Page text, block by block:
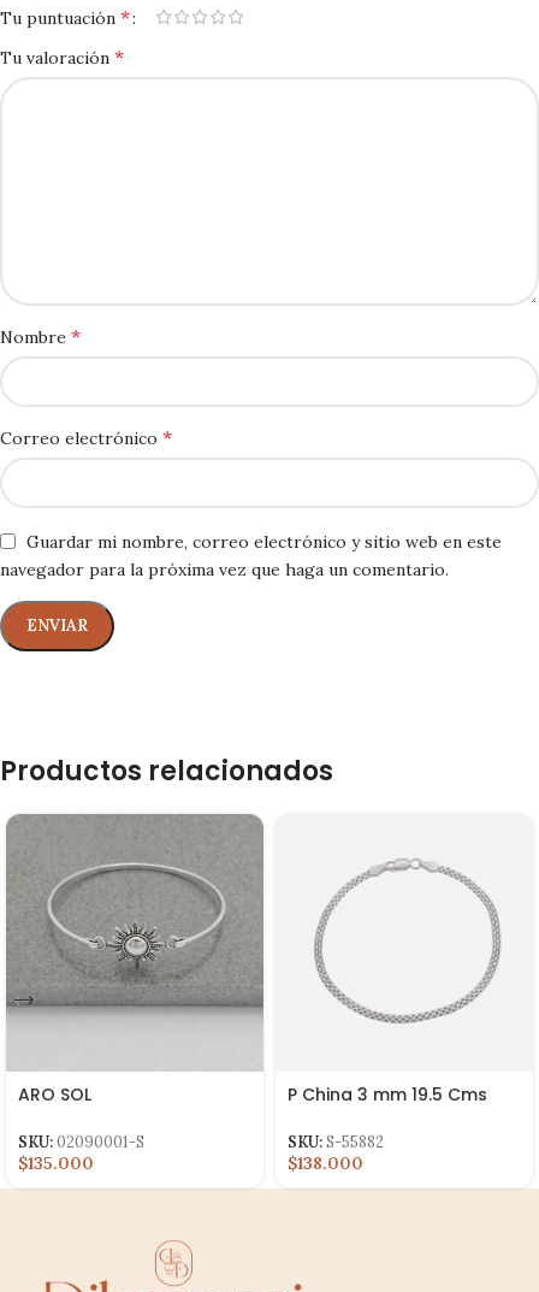
Tu puntuación *
Tu valoración *
Nombre *
Correo electrónico *
Guardar mi nombre, correo electrónico y sitio web en este
navegador para la próxima vez que haga un comentario.
Productos relacionados
ARO SOL
SKU:02090001-S
$135.000
P China 3 mm 19.5 Cms
SKU:S-55882
$138.000